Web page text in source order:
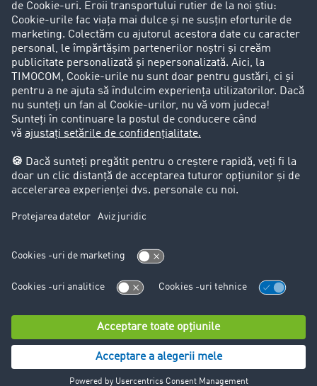
Success Stories
Clienții aduc clienți
Aspecte legale
Impressum
Protecția datelor
Cookie-Einstellungen
Support
© TIMOCOM GmbH 2024. Toate drepturile rezervate